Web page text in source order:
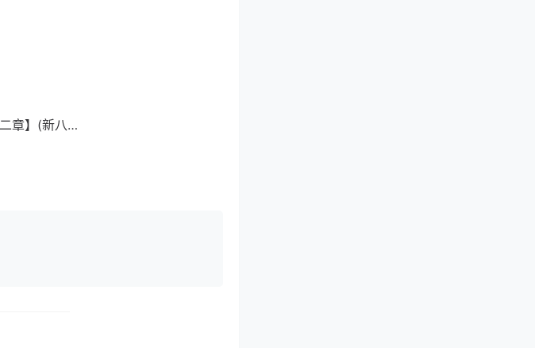
章】(新八…